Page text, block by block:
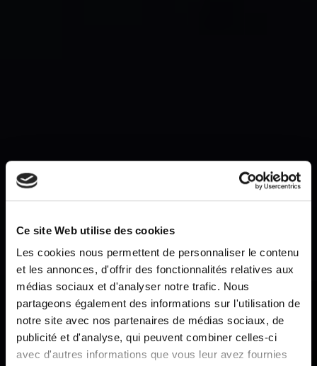
Ce site Web utilise des cookies
Les cookies nous permettent de personnaliser le contenu
et les annonces, d'offrir des fonctionnalités relatives aux
médias sociaux et d'analyser notre trafic. Nous
partageons également des informations sur l'utilisation de
notre site avec nos partenaires de médias sociaux, de
publicité et d'analyse, qui peuvent combiner celles-ci
avec d'autres informations que vous leur avez fournies
COFFEE